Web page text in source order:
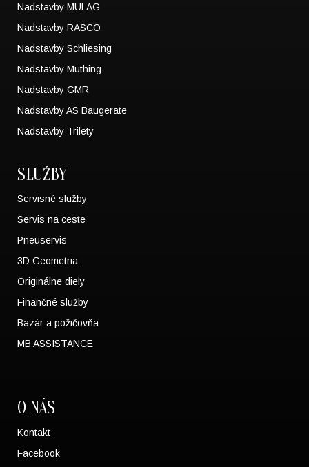
Nadstavby MULAG
Nadstavby RASCO
Nadstavby Schliesing
Nadstavby Müthing
Nadstavby GMR
Nadstavby AS Baugerate
Nadstavby Trilety
SLUŽBY
Servisné služby
Servis na ceste
Pneuservis
3D Geometria
Originálne diely
Finančné služby
Bazár a požičovňa
MB ASSISTANCE
O NÁS
Kontakt
Facebook